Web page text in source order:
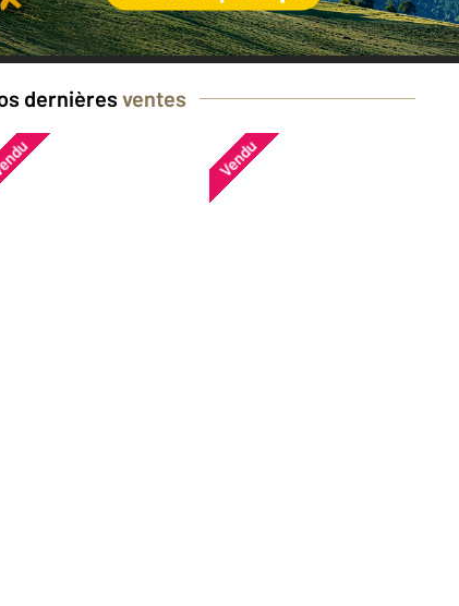
dernières ventes
Vendu